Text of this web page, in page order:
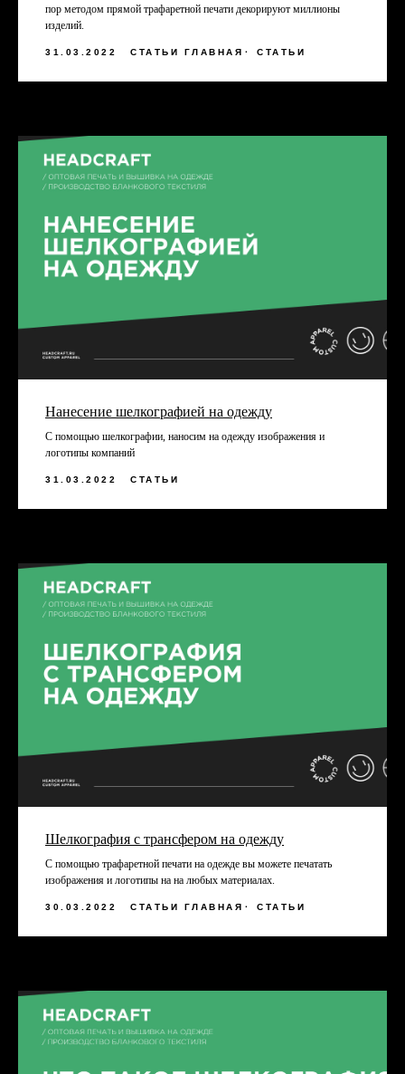
пор методом прямой трафаретной печати декорируют миллионы
изделий.
31.03.2022 СТАТЬИ ГЛАВНАЯ СТАТЬИ
Нанесение шелкографией на одежду
С помощью шелкографии, наносим на одежду изображения и
логотипы компаний
31.03.2022 СТАТЬИ
Шелкография с трансфером на одежду
С помощью трафаретной печати на одежде вы можете печатать
изображения и логотипы на на любых материалах.
30.03.2022 СТАТЬИ ГЛАВНАЯ СТАТЬИ
TELEGRAM
ВКОНТАКТЕ
СОЦ. СЕТИ HEADCRAFT
+7
Заполняя форму, вы даете согласие на
обработку персональных данных и
соглашаетесь c политикой
конфиденциальности
Оправить